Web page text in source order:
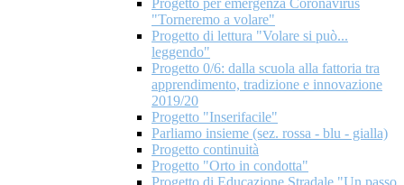
Progetto per emergenza Coronavirus
"Torneremo a volare"
Progetto di lettura "Volare si può...
leggendo"
Progetto 0/6: dalla scuola alla fattoria tra
apprendimento, tradizione e innovazione
2019/20
Progetto "Inserifacile"
Parliamo insieme (sez. rossa - blu - gialla)
Progetto continuità
Progetto "Orto in condotta"